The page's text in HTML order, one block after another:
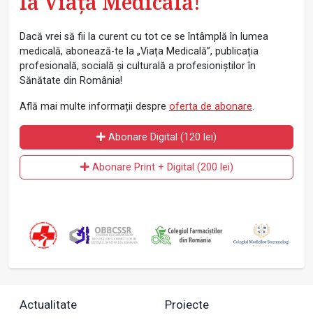
Dacă vrei să fii la curent cu tot ce se întâmplă în lumea
medicală, abonează-te la „Viața Medicală”, publicația
profesională, socială și culturală a profesioniștilor în
Sănătate din România!
Află mai multe informații despre oferta de abonare.
Abonare Digital (120 lei)
Abonare Print + Digital (200 lei)
Actualitate Proiecte